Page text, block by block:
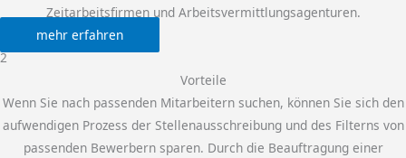
Zeitarbeitsfirmen und Arbeitsvermittlungsagenturen.
mehr erfahren
2
Vorteile
Wenn Sie nach passenden Mitarbeitern suchen, können Sie sich den
aufwendigen Prozess der Stellenausschreibung und des Filterns von
passenden Bewerbern sparen. Durch die Beauftragung einer